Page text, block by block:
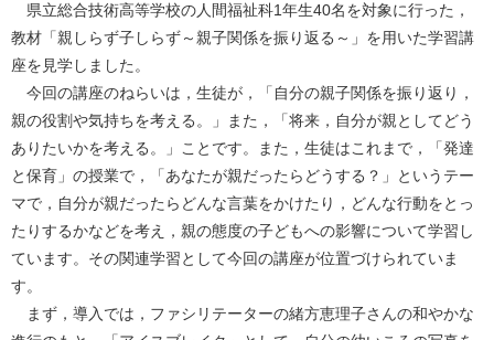
県立総合技術高等学校の人間福祉科1年生40名を対象に行った，
教材「親しらず子しらず～親子関係を振り返る～」を用いた学習講
座を見学しました。
今回の講座のねらいは，生徒が，「自分の親子関係を振り返り，
親の役割や気持ちを考える。」また，「将来，自分が親としてどう
ありたいかを考える。」ことです。また，生徒はこれまで，「発達
と保育」の授業で，「あなたが親だったらどうする？」というテー
マで，自分が親だったらどんな言葉をかけたり，どんな行動をとっ
たりするかなどを考え，親の態度の子どもへの影響について学習し
ています。その関連学習として今回の講座が位置づけられていま
す。
まず，導入では，ファシリテーターの緒方恵理子さんの和やかな